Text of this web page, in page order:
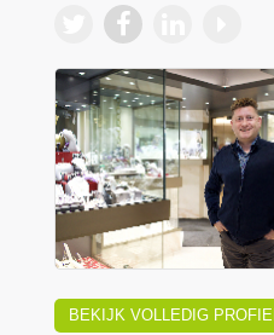
BEKIJK VOLLEDIG PROFIEL